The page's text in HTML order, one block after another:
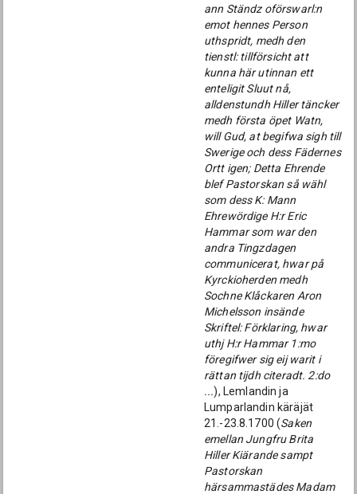
ann Ständz oförswarl:n
emot hennes Person
uthspridt, medh den
tienstl: tillförsicht att
kunna här utinnan ett
enteligit Sluut nå,
alldenstundh Hiller täncker
medh första öpet Watn,
will Gud, at begifwa sigh till
Swerige och dess Fädernes
Ortt igen; Detta Ehrende
blef Pastorskan så wähl
som dess K: Mann
Ehrewördige H:r Eric
Hammar som war den
andra Tingzdagen
communicerat, hwar på
Kyrckioherden medh
Sochne Klåckaren Aron
Michelsson insände
Skriftel: Förklaring, hwar
uthj H:r Hammar 1:mo
föregifwer sig eij warit i
rättan tijdh citeradt. 2:do
...), Lemlandin ja
Lumparlandin käräjät
21.-23.8.1700 (Saken
emellan Jungfru Brita
Hiller Kiärande sampt
Pastorskan
härsammastädes Madam